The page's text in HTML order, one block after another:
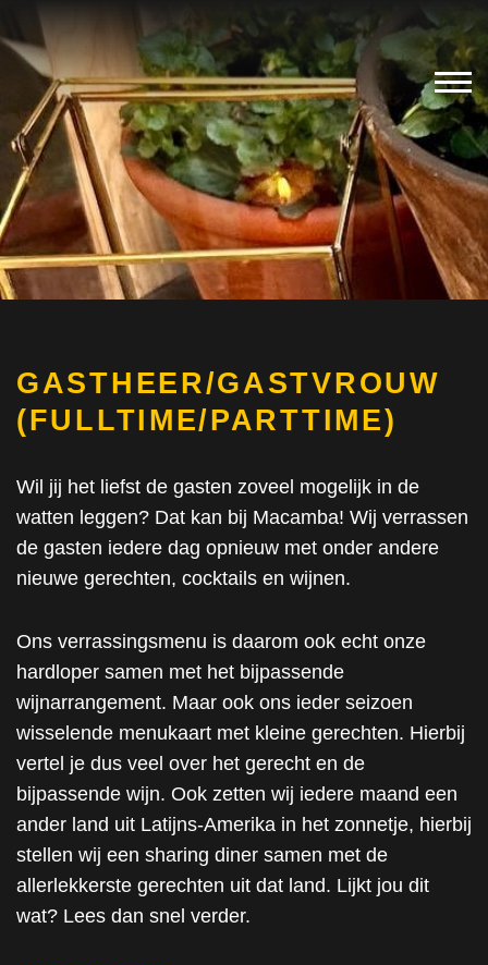
GASTHEER/GASTVROUW
(FULLTIME/PARTTIME)
Wil jij het liefst de gasten zoveel mogelijk in de
watten leggen? Dat kan bij Macamba! Wij verrassen
de gasten iedere dag opnieuw met onder andere
nieuwe gerechten, cocktails en wijnen.
Ons verrassingsmenu is daarom ook echt onze
hardloper samen met het bijpassende
wijnarrangement. Maar ook ons ieder seizoen
wisselende menukaart met kleine gerechten. Hierbij
vertel je dus veel over het gerecht en de
bijpassende wijn. Ook zetten wij iedere maand een
ander land uit Latijns-Amerika in het zonnetje, hierbij
stellen wij een sharing diner samen met de
allerlekkerste gerechten uit dat land. Lijkt jou dit
wat? Lees dan snel verder.